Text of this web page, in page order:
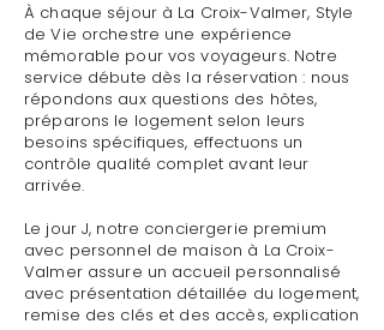
À chaque séjour à La Croix-Valmer, Style
de Vie orchestre une expérience
mémorable pour vos voyageurs. Notre
service débute dès la réservation : nous
répondons aux questions des hôtes,
préparons le logement selon leurs
besoins spécifiques, effectuons un
contrôle qualité complet avant leur
arrivée.
Le jour J, notre conciergerie premium
avec personnel de maison à La Croix-
Valmer assure un accueil personnalisé
avec présentation détaillée du logement,
remise des clés et des accès, explication